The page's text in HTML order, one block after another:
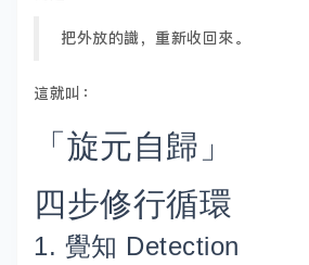
把外放的識，重新收回來。
這就叫：
「旋元自歸」
四步修行循環
1. 覺知 Detection